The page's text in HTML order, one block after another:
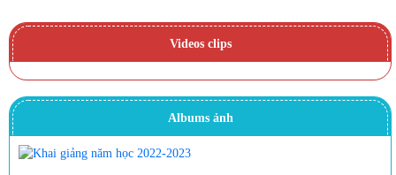
Videos clips
Albums ảnh